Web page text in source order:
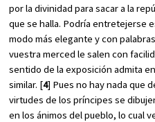
por la divinidad para sacar a la
que se halla. Podría entretejerse
modo más elegante y con
vuestra merced le salen con
sentido de la exposición admita
similar. [4] Pues no hay nada que
virtudes de los príncipes se
en los ánimos del pueblo, lo cual